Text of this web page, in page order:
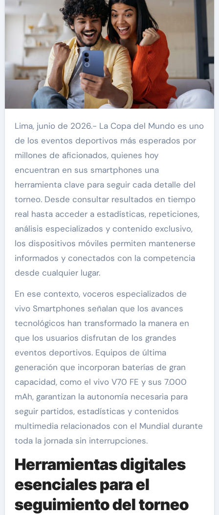
Lima, junio de 2026.- La Copa del Mundo es uno
de los eventos deportivos más esperados por
millones de aficionados, quienes hoy
encuentran en sus smartphones una
herramienta clave para seguir cada detalle del
torneo. Desde consultar resultados en tiempo
real hasta acceder a estadísticas, repeticiones,
análisis especializados y contenido exclusivo,
los dispositivos móviles permiten mantenerse
informados y conectados con la competencia
desde cualquier lugar.
En ese contexto, voceros especializados de
vivo Smartphones señalan que los avances
tecnológicos han transformado la manera en
que los usuarios disfrutan de los grandes
eventos deportivos. Equipos de última
generación que incorporan baterías de gran
capacidad, como el vivo V70 FE y sus 7.000
mAh, garantizan la autonomía necesaria para
seguir partidos, estadísticas y contenidos
multimedia relacionados con el Mundial durante
toda la jornada sin interrupciones.
Herramientas digitales
esenciales para el
seguimiento del torneo